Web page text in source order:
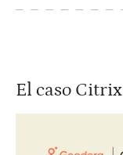
El caso Citrix